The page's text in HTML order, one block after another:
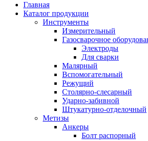
Главная
Каталог продукции
Инструменты
Измерительный
Газосварочное
Электроды
Для сварки
Малярный
Вспомогательный
Режущий
Столярно-слесарный
Ударно-забивной
Штукатурно-отделочный
Метизы
Анкеры
Болт распорный